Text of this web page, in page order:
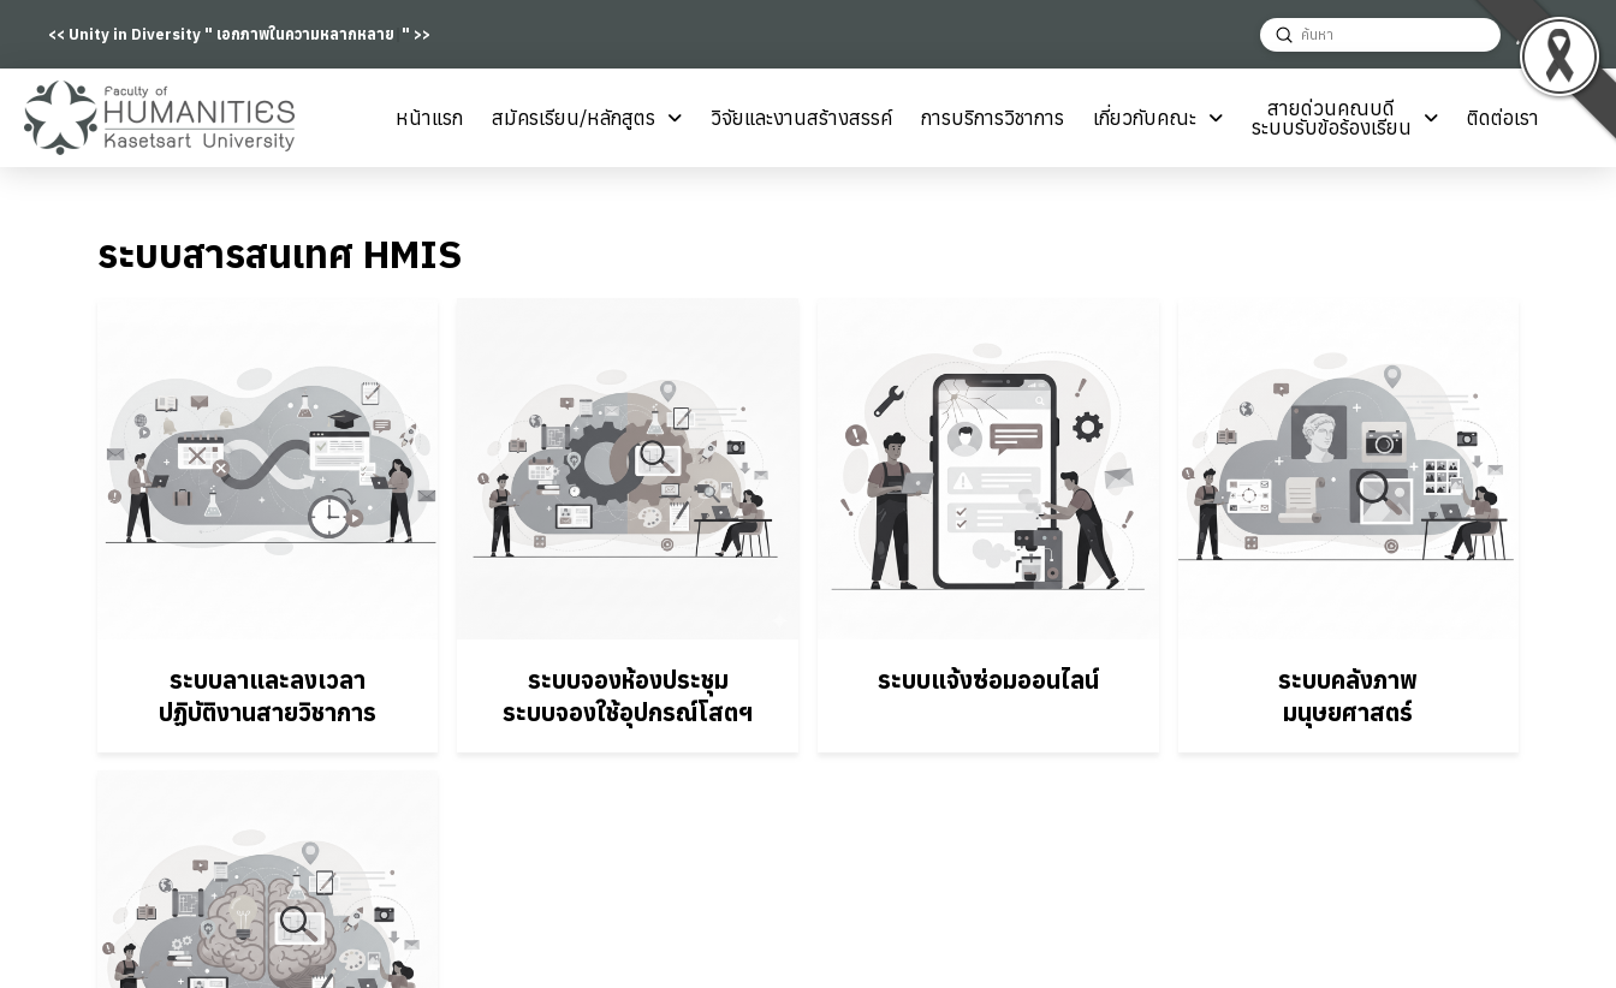
<< Unity in Diversity " เอกภาพในความหลากหลาย " >>
Search
Submit A
Decrease
font
size.
AReset
font
size.
A
หน้าแรก สมัครเรียน/หลักสูตร วิจัยและงานสร้างสรรค์ การบริการวิชาการ เกี่ยวกับคณะ สายด่วนคณบดี
ระบบรับข้อร้องเรียน ติดต่อเรา
ระบบสารสนเทศ HMIS
ระบบลาและลงเวลา
ปฏิบัติงานสายวิชาการ
ระบบจองห้องประชุม
ระบบจองใช้อุปกรณ์โสตฯ
ระบบแจ้งซ่อมออนไลน์
ระบบคลังภาพ
มนุษยศาสตร์